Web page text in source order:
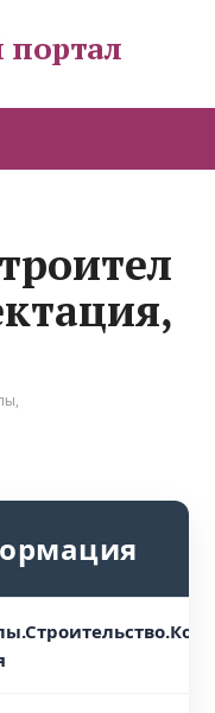
портал
,